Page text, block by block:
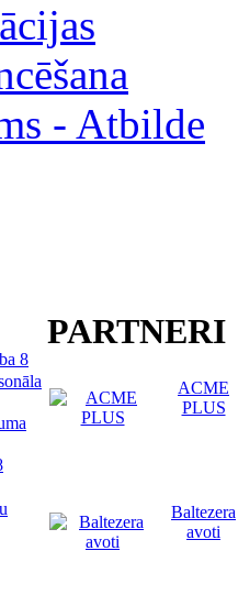
- Atbilde
8
PARTNERI
ACME
PLUS
Baltezera
avoti